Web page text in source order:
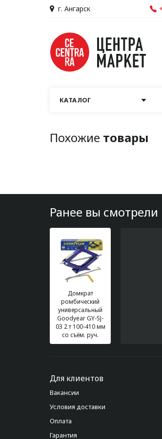
г. Ангарск
КАТАЛОГ
Похожие товары
Ранее вы смотрели
Домкрат
ромбический
универсальный
Goodyear GY-SJ-
03 2 т 100-410 мм
со съём. руч.
Для клиентов
Вакансии
Условия доставки
Оплата
Гарантия